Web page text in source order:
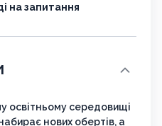
на запитання
освітньому середовищі
нових обертів, а